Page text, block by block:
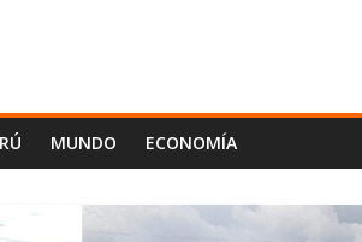
MUNDO ECONOMÍA